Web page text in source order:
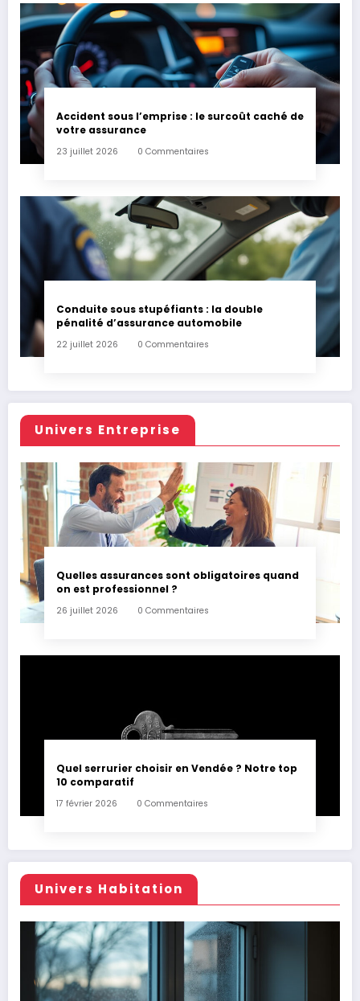
Accident sous l’emprise : le surcoût caché de
votre assurance
23 juillet 2026 0 Commentaires
Conduite sous stupéfiants : la double
pénalité d’assurance automobile
22 juillet 2026 0 Commentaires
Univers Entreprise
Quelles assurances sont obligatoires quand
on est professionnel ?
26 juillet 2026 0 Commentaires
Quel serrurier choisir en Vendée ? Notre top
10 comparatif
17 février 2026 0 Commentaires
Univers Habitation